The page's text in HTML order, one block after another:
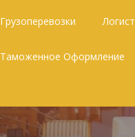
Грузоперевозки
Таможенное Оформление